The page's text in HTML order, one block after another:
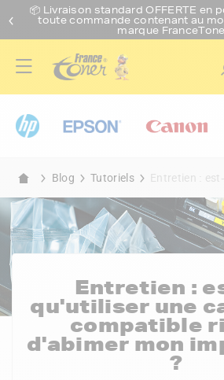
📦 Livraison standard OFFERTE en
toute commande contenant au
marque
Blog Tutoriels Entretien :
Entretien :
qu'utiliser une
compatible
d'abimer mon
?